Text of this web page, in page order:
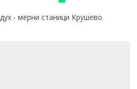
- мерни станици Крушево